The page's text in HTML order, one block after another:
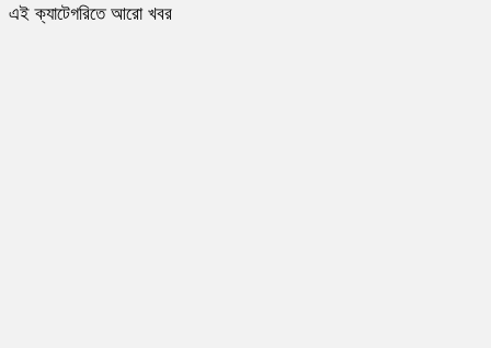
এই ক্যাটেগরিতে আরো খবর